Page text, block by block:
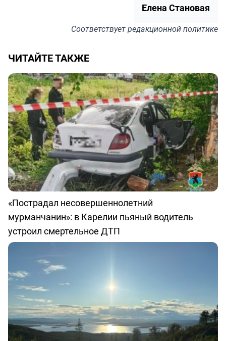
Елена Становая
Соответствуетредакционной политике
ЧИТАЙТЕ ТАКЖЕ
«Пострадал несовершеннолетний
мурманчанин»: в Карелии пьяный водитель
устроил смертельное ДТП